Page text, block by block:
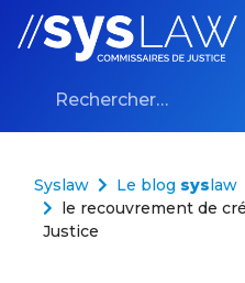
Aller au contenu
Rechercher :
Syslaw Le blog sys law
le recouvrement de
Justice